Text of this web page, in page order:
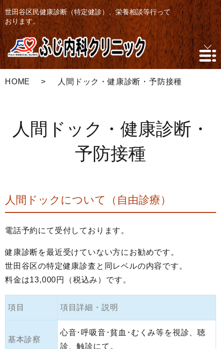
世田谷区民健康診断（特定健診）、栄養相談等行って
おります。
HOME 人間ドック・健康診断・予防接種
人間ドック・健康診断・
予防接種
人間ドックについて（自由診療）
電話予約にて受付しております。
健康診断を最近受けていない方にお勧めです。
世田谷区の特定健康診査と同レベルの内容です。
料金は13,000円（税込み）です。
項目 項目詳細・説明
基本診察
心音･呼吸音･貧血･むくみ等を視診、聴
診、触診にて。